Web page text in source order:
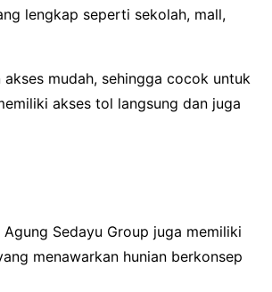
lengkap seperti sekolah, mall,
mudah, sehingga cocok untuk
akses tol langsung dan juga
Sedayu Group juga memiliki
menawarkan hunian berkonsep